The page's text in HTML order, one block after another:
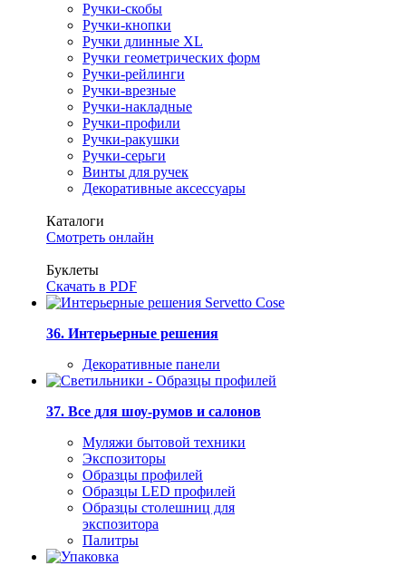
Ручки-скобы
Ручки-кнопки
Ручки длинные XL
Ручки геометрических форм
Ручки-рейлинги
Ручки-врезные
Ручки-накладные
Ручки-профили
Ручки-ракушки
Ручки-серьги
Винты для ручек
Декоративные аксессуары
Каталоги
Смотреть онлайн
Буклеты
Скачать в PDF
36. Интерьерные решения
Декоративные панели
37. Все для шоу-румов и салонов
Муляжи бытовой техники
Экспозиторы
Образцы профилей
Образцы LED профилей
Образцы столешниц для
экспозитора
Палитры